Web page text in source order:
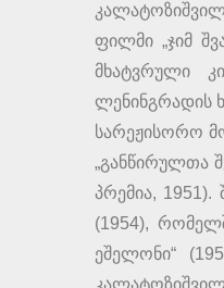
ფილმი „ჯიმ
მხატვრული
ლენინგრადის
სარეჟისორო
„განწირულთა
პრემია,
(1954),
ეშელონი“